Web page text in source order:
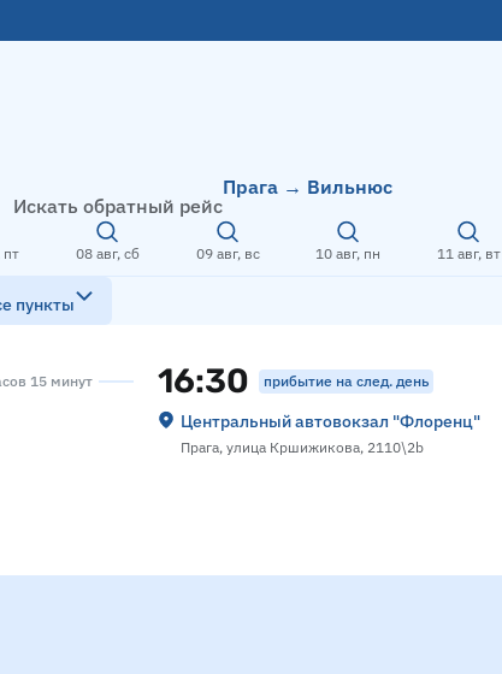
Искать обратный рейс
Прага → Вильнюс
пт 08 авг, сб 09 авг, вс 10 авг, пн 11 авг, вт
пункты
15 минут 16:30 прибытие на след. день
Центральный автовокзал "Флоренц"
Прага, улица Кршижикова, 2110\2b